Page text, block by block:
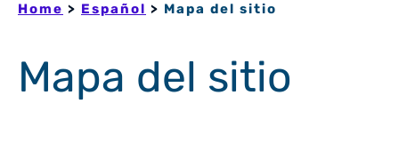
Home > Español > Mapa del sitio
Mapa del sitio